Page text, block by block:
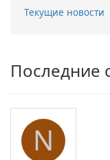
Текущие новости
Последние
N